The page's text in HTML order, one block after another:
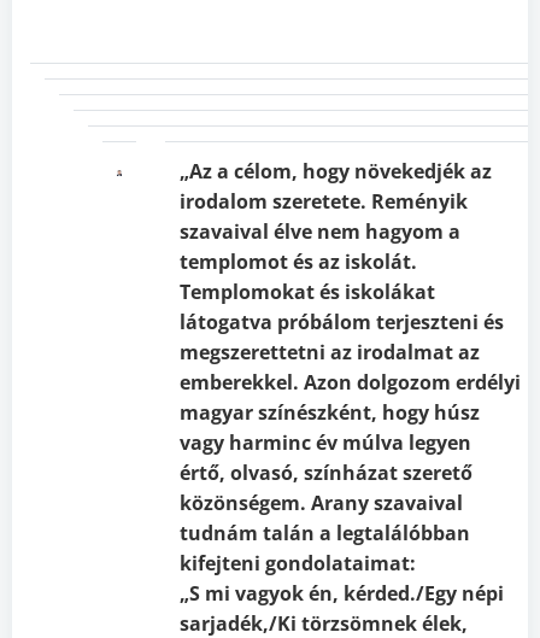
„Az a célom, hogy növekedjék az
irodalom szeretete. Reményik
szavaival élve nem hagyom a
templomot és az iskolát.
Templomokat és iskolákat
látogatva próbálom terjeszteni és
megszerettetni az irodalmat az
emberekkel. Azon dolgozom erdélyi
magyar színészként, hogy húsz
vagy harminc év múlva legyen
értő, olvasó, színházat szerető
közönségem. Arany szavaival
tudnám talán a legtalálóbban
kifejteni gondolataimat:
„S mi vagyok én, kérded./Egy népi
sarjadék,/Ki törzsömnek élek,